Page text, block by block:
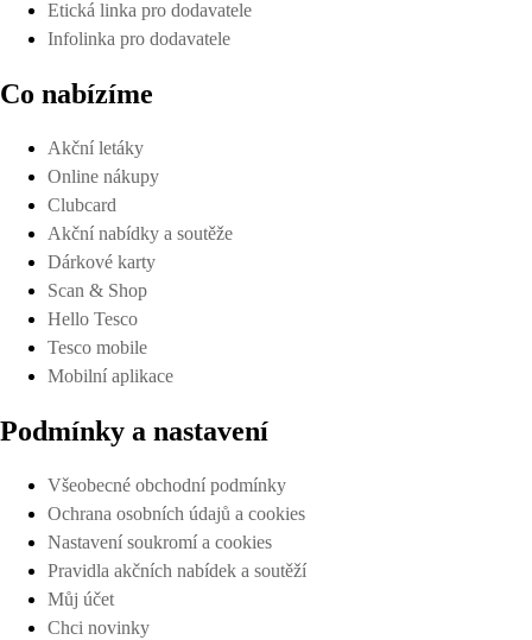
Etická linka pro dodavatele
Infolinka pro dodavatele
Co nabízíme
Akční letáky
Online nákupy
Clubcard
Akční nabídky a soutěže
Dárkové karty
Scan & Shop
Hello Tesco
Tesco mobile
Mobilní aplikace
Podmínky a nastavení
Všeobecné obchodní podmínky
Ochrana osobních údajů a cookies
Nastavení soukromí a cookies
Pravidla akčních nabídek a soutěží
Můj účet
Chci novinky